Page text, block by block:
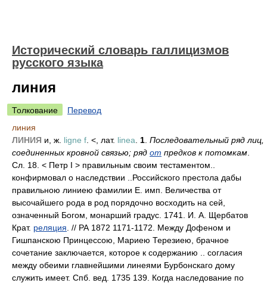
Исторический словарь галлицизмов
русского языка
линия
Толкование
Перевод
линия
ЛИНИЯ и, ж. ligne f . <, лат. linea 1 Последовательный ряд лиц,
соединенных кровной связью; ряд от предков к потомкам
Сл. 18. < Петр I > правильным своим тестаментом..
конфирмовал о наследствии ..Российского престола дабы
правильною линиею фамилии Е. имп. Величества от
высочайшего рода в род порядочно восходить на сей,
означенный Богом, монарший градус. 1741. И. А. Щербатов
Крат. реляция . // РА 1872 1171-1172. Между Дофеном и
Гишпанскою Принцессою, Мариею Терезиею, брачное
сочетание заключается, которое к содержанию .. согласия
между обеими главнейшими линеями Бурбонскаго дому
служить имеет. Спб. вед. 1735 139. Когда наследование по